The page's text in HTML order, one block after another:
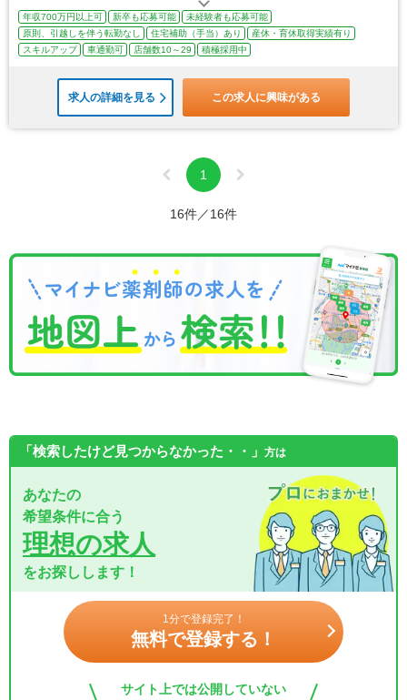
年収700万円以上可 新卒も応募可能
未経験者も応募可能
原則、引越しを伴う転勤なし
住宅補助（手当）あり
産休・育休取得実績有り
スキルアップ
車通勤可 店舗数10～29 積極採用中
求人の詳細を見る この求人に興味がある
1
16件／16件
「検索したけど見つからなかった・・」 方は
あなたの
希望条件に合う
理想の求人
をお探しします！
1分で登録完了！
無料で登録する！
サイト上では公開していない